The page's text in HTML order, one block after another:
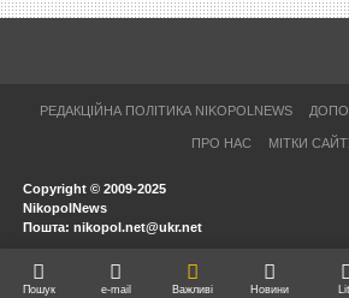
РЕДАКЦІЙНА ПОЛІТИКА NIKOPOLNEWS
ПРО НАС МІТКИ
Copyright © 2009-2025
NikopolNews
Пошта: nikopol.net@ukr.net
Пошук e-mail Важливі Новини